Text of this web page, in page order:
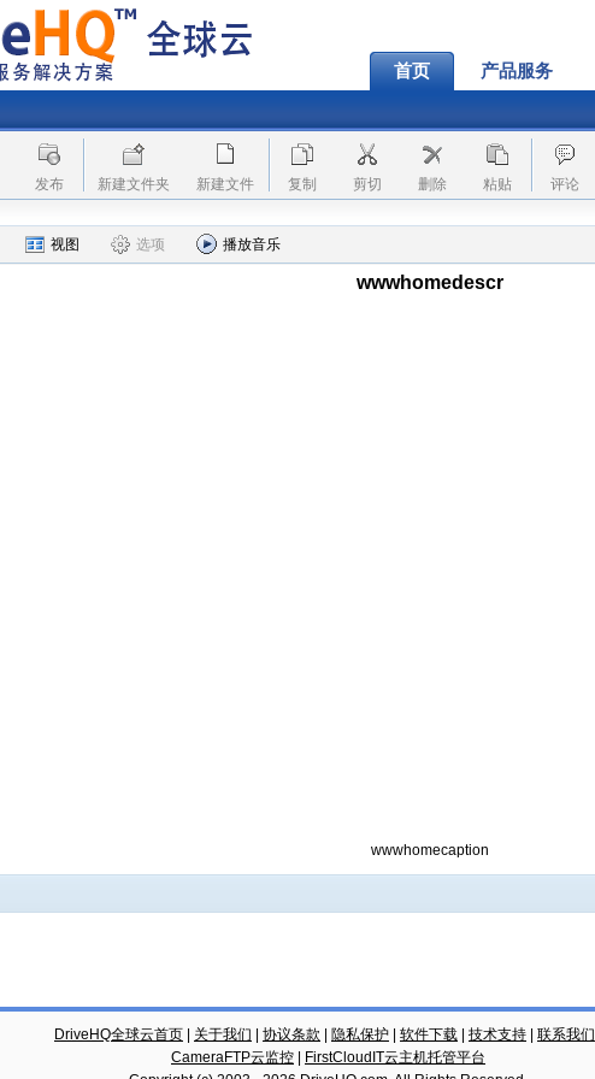
首页 产品服务
发布 新建文件夹 新建文件 复制 剪切 删除 粘贴 评论
视图 选项 播放音乐
wwwhomedescr
wwwhomecaption
DriveHQ全球云首页 关于我们 协议条款 隐私保护 软件下载 技术支持 联系我们
CameraFTP云监控
FirstCloudIT云主机托管平台